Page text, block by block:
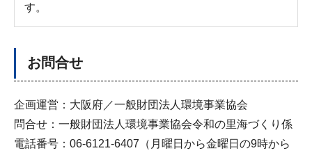
す。
お問合せ
企画運営：大阪府／一般財団法人環境事業協会
問合せ：一般財団法人環境事業協会令和の里海づくり係
電話番号：06-6121-6407（月曜日から金曜日の9時から